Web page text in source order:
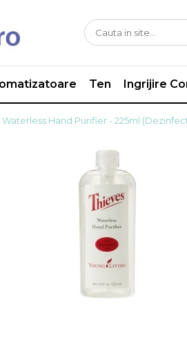
Ten Ingrijire
Waterless Hand Purifier - 225ml